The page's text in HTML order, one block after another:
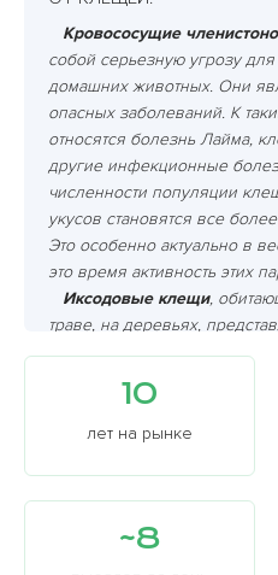
Кровососущие
собой серьезную угрозу
домашних животных. Они
опасных заболеваний. К
относятся болезнь Лайма,
другие инфекционные
численности популяции
укусов становятся все
Это особенно актуально в
это время активность этих
Иксодовые клещи,
траве, на деревьях,
опасность. Они являются
болезней как энцефалит и
Кровососущие
своих жертв, включая
на открытую землю, но и
или на коже после
10
лет на рынке
~8